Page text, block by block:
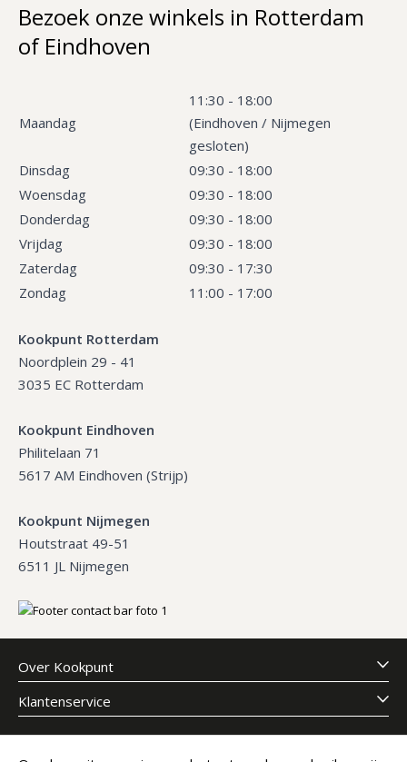
Bezoek onze winkels in Rotterdam
of Eindhoven
Maandag
11:30 - 18:00
(Eindhoven / Nijmegen
gesloten)
Dinsdag
09:30 - 18:00
Woensdag
09:30 - 18:00
Donderdag
09:30 - 18:00
Vrijdag
09:30 - 18:00
Zaterdag
09:30 - 17:30
Zondag
11:00 - 17:00
Kookpunt Rotterdam
Noordplein 29 - 41
3035 EC Rotterdam
Kookpunt Eindhoven
Philitelaan 71
5617 AM Eindhoven (Strijp)
Kookpunt Nijmegen
Houtstraat 49-51
6511 JL Nijmegen
Over Kookpunt
Klantenservice